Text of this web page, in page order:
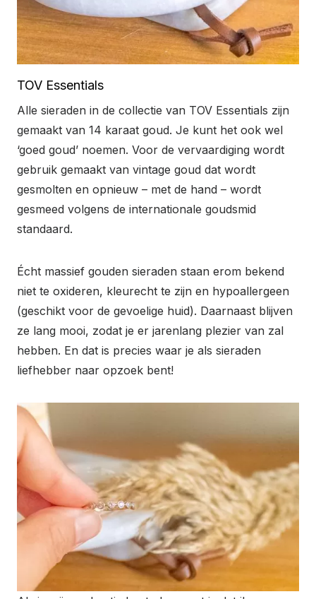
TOV Essentials
Alle sieraden in de collectie van TOV Essentials zijn
gemaakt van 14 karaat goud. Je kunt het ook wel
‘goed goud’ noemen. Voor de vervaardiging wordt
gebruik gemaakt van vintage goud dat wordt
gesmolten en opnieuw – met de hand – wordt
gesmeed volgens de internationale goudsmid
standaard.
Écht massief gouden sieraden staan erom bekend
niet te oxideren, kleurecht te zijn en hypoallergeen
(geschikt voor de gevoelige huid). Daarnaast blijven
ze lang mooi, zodat je er jarenlang plezier van zal
hebben. En dat is precies waar je als sieraden
liefhebber naar opzoek bent!